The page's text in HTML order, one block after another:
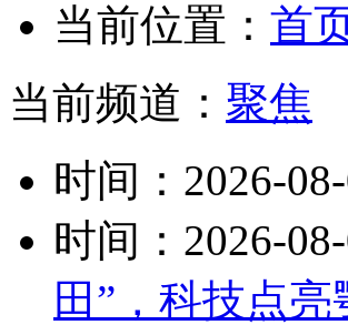
当前位置： 首
当前频道： 聚焦
时间：2026-
时间：2026-
田”，科技点